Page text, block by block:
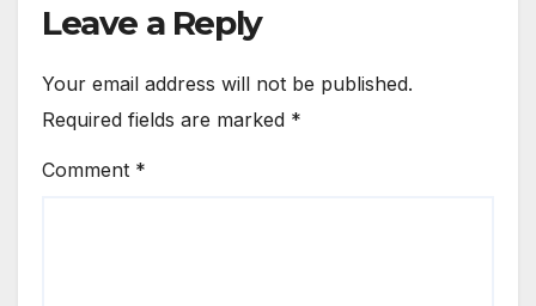
Leave a Reply
Your email address will not be published.
Required fields are marked *
Comment *